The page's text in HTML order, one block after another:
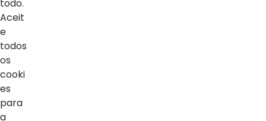
todo.
Aceit
e
todos
os
cooki
es
para
a